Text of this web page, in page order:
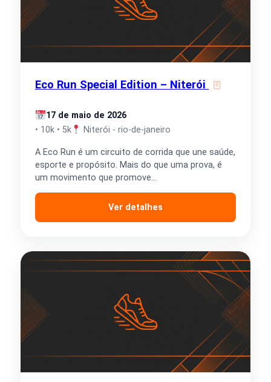
Eco Run Special Edition – Niterói
17 de maio de 2026
• 10k • 5k
Niterói - rio-de-janeiro
A Eco Run é um circuito de corrida que une saúde,
esporte e propósito. Mais do que uma prova, é
um movimento que promove…
Ver detalhes